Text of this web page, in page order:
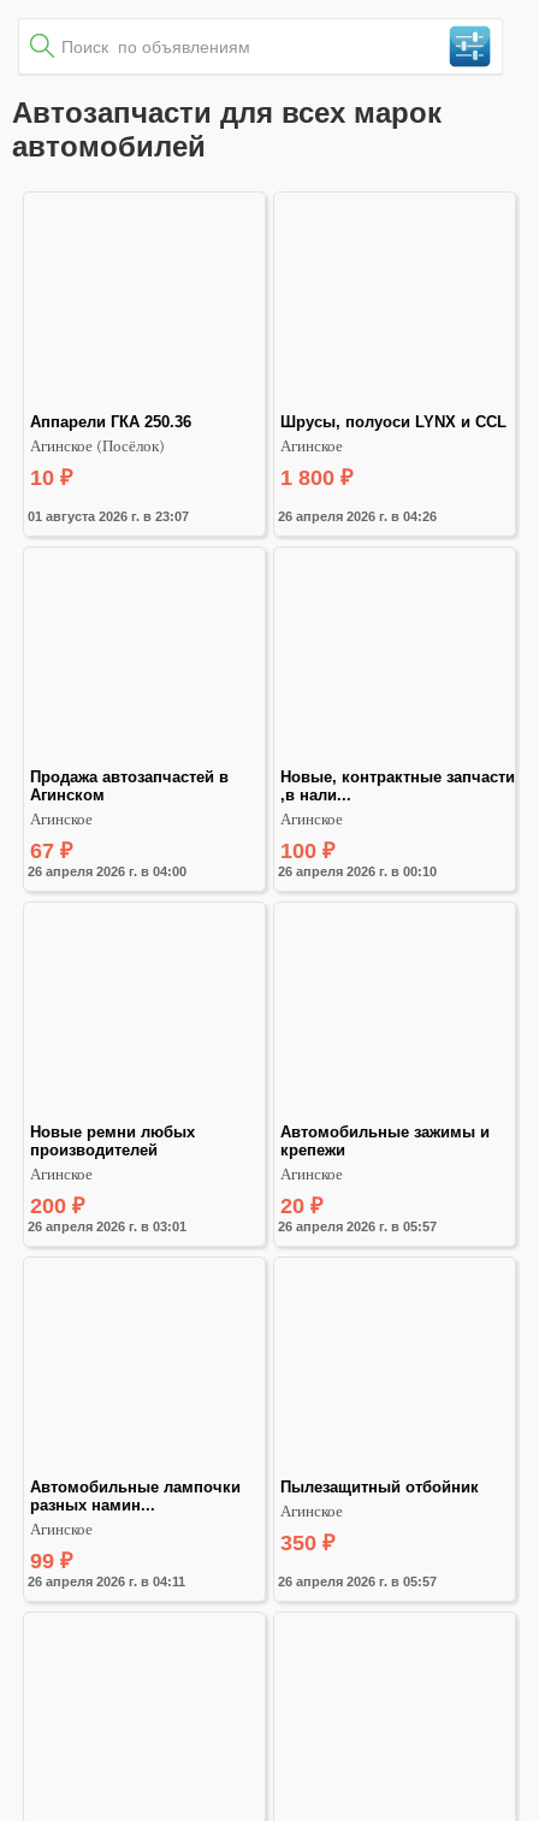
Автозапчасти для всех марок
автомобилей
01 августа 2026 г. в 23:07
Аппарели ГКА 250.36
Агинское (Посёлок)
10 ₽
26 апреля 2026 г. в 04:26
Шрусы, полуоси LYNX и CCL
Агинское
1 800 ₽
26 апреля 2026 г. в 04:00
Продажа автозапчастей в
Агинском
Агинское
67 ₽
26 апреля 2026 г. в 00:10
Новые, контрактные запчасти
,в нали...
Агинское
100 ₽
26 апреля 2026 г. в 03:01
Новые ремни любых
производителей
Агинское
200 ₽
26 апреля 2026 г. в 05:57
Автомобильные зажимы и
крепежи
Агинское
20 ₽
26 апреля 2026 г. в 04:11
Автомобильные лампочки
разных намин...
Агинское
99 ₽
26 апреля 2026 г. в 05:57
Пылезащитный отбойник
Агинское
350 ₽